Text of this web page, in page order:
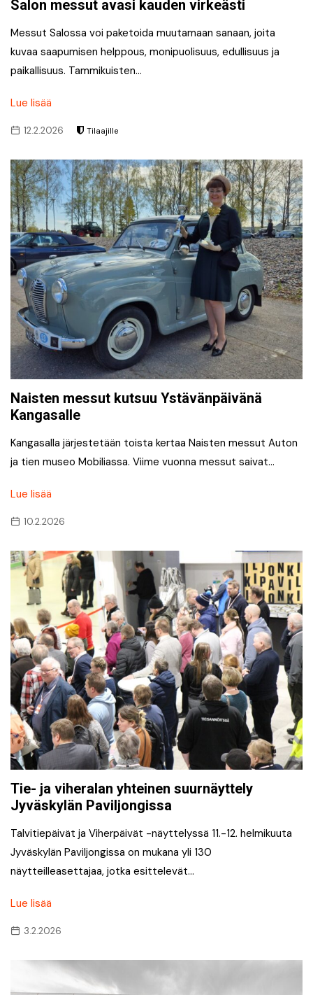
Salon messut avasi kauden virkeästi
Messut Salossa voi paketoida muutamaan sanaan, joita
kuvaa saapumisen helppous, monipuolisuus, edullisuus ja
paikallisuus. Tammikuisten…
Lue lisää
12.2.2026 Tilaajille
Naisten messut kutsuu Ystävänpäivänä
Kangasalle
Kangasalla järjestetään toista kertaa Naisten messut Auton
ja tien museo Mobiliassa. Viime vuonna messut saivat…
Lue lisää
10.2.2026
Tie- ja viheralan yhteinen suurnäyttely
Jyväskylän Paviljongissa
Talvitiepäivät ja Viherpäivät -näyttelyssä 11.-12. helmikuuta
Jyväskylän Paviljongissa on mukana yli 130
näytteilleasettajaa, jotka esittelevät…
Lue lisää
3.2.2026